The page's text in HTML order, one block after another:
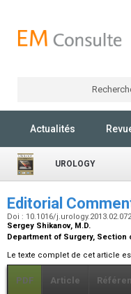
Actualités
UROLOGY
Editorial
Doi : 10.1016/
Sergey Shikanov, M.D.
Department of Surgery, Section
Le texte complet de cet article
PDF Article